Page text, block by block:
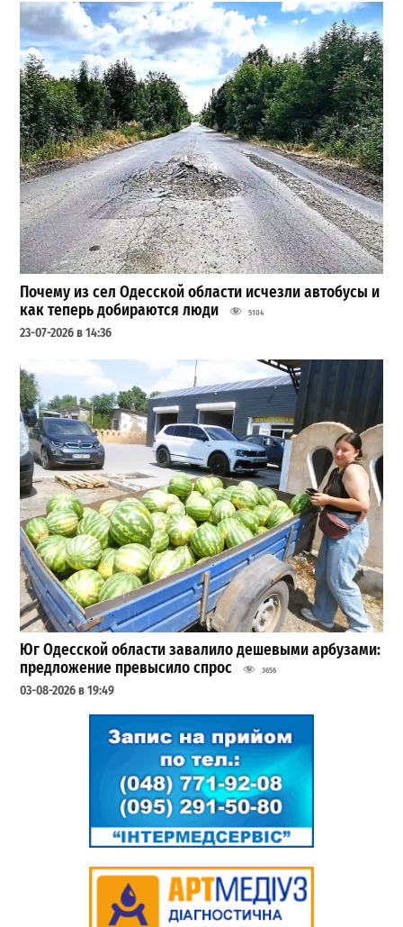
Почему из сел Одесской области исчезли автобусы и
как теперь добираются люди
5104
23-07-2026 в 14:36
Юг Одесской области завалило дешевыми арбузами:
предложение превысило спрос
3656
03-08-2026 в 19:49